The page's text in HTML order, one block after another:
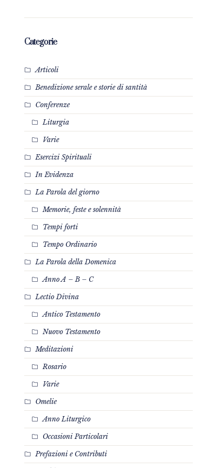
Categorie
Articoli
Benedizione serale e storie di santità
Conferenze
Liturgia
Varie
Esercizi Spirituali
In Evidenza
La Parola del giorno
Memorie, feste e solennità
Tempi forti
Tempo Ordinario
La Parola della Domenica
Anno A – B – C
Lectio Divina
Antico Testamento
Nuovo Testamento
Meditazioni
Rosario
Varie
Omelie
Anno Liturgico
Occasioni Particolari
Prefazioni e Contributi